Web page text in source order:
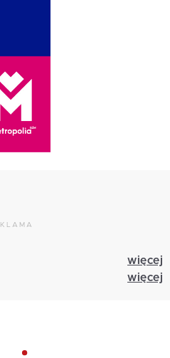
więcej
więcej